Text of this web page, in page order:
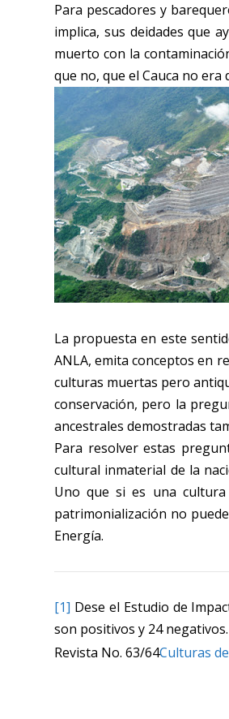
Para pescadores y
implica, sus deidades que
muerto con la
que no, que el Cauca no era
La propuesta en este
ANLA, emita conceptos en
culturas muertas pero
conservación, pero la
ancestrales demostradas
Para resolver estas
cultural inmaterial de la
Uno que si es una
patrimonialización no
Energía.
[1] Dese el Estudio de
son positivos y 24
Revista No. 63/64Culturas